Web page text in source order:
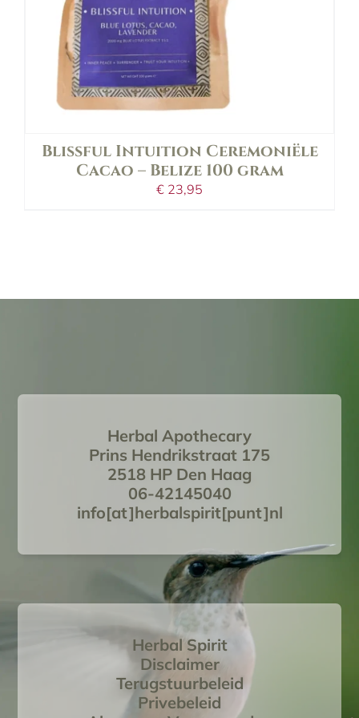
Blissful Intuition Ceremoniële
Cacao – Belize 100 gram
€ 23,95
Herbal Apothecary
Prins Hendrikstraat 175
2518 HP Den Haag
06-42145040
info[at]herbalspirit[punt]nl
Herbal Spirit
Disclaimer
Terugstuurbeleid
Privebeleid